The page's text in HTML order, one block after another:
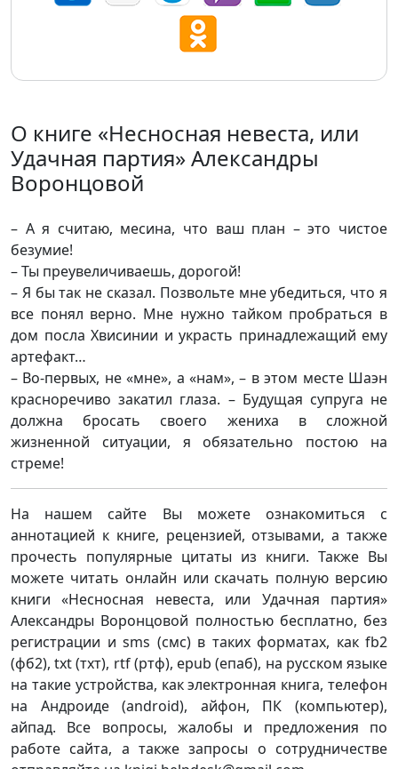
О книге «Несносная невеста, или
Удачная партия» Александры
Воронцовой
– А я считаю, месина, что ваш план – это чистое
безумие!
– Ты преувеличиваешь, дорогой!
– Я бы так не сказал. Позвольте мне убедиться, что я
все понял верно. Мне нужно тайком пробраться в
дом посла Хвисинии и украсть принадлежащий ему
артефакт…
– Во-первых, не «мне», а «нам», – в этом месте Шаэн
красноречиво закатил глаза. – Будущая супруга не
должна бросать своего жениха в сложной
жизненной ситуации, я обязательно постою на
стреме!
На нашем сайте Вы можете ознакомиться с
аннотацией к книге, рецензией, отзывами, а также
прочесть популярные цитаты из книги. Также Вы
можете читать онлайн или скачать полную версию
книги «Несносная невеста, или Удачная партия»
Александры Воронцовой полностью бесплатно, без
регистрации и sms (смс) в таких форматах, как fb2
(фб2), txt (тхт), rtf (ртф), epub (епаб), на русском языке
на такие устройства, как электронная книга, телефон
на Андроиде (android), айфон, ПК (компьютер),
айпад. Все вопросы, жалобы и предложения по
работе сайта, а также запросы о сотрудничестве